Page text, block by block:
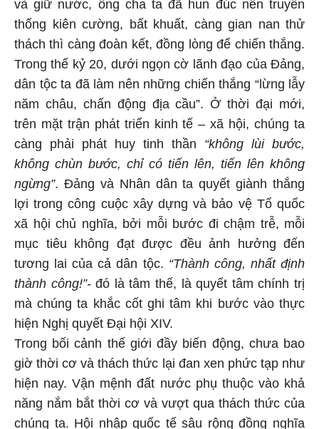
thống kiên cường, bất khuất, càng gian nan thử
thách thì càng đoàn kết, đồng lòng để chiến thắng.
Trong thế kỷ 20, dưới ngọn cờ lãnh đạo của Đảng,
dân tộc ta đã làm nên những chiến thắng “lừng lẫy
năm châu, chấn động địa cầu”. Ở thời đại mới,
trên mặt trận phát triển kinh tế – xã hội, chúng ta
càng phải phát huy tinh thần “không lùi bước,
không chùn bước, chỉ có tiến lên, tiến lên không
ngừng”. Đảng và Nhân dân ta quyết giành thắng
lợi trong công cuộc xây dựng và bảo vệ Tổ quốc
xã hội chủ nghĩa, bởi mỗi bước đi chậm trễ, mỗi
mục tiêu không đạt được đều ảnh hưởng đến
tương lai của cả dân tộc. “Thành công, nhất định
thành công!”-đó là tâm thế, là quyết tâm chính trị
mà chúng ta khắc cốt ghi tâm khi bước vào thực
hiện Nghị quyết Đại hội XIV.
Trong bối cảnh thế giới đầy biến động, chưa bao
giờ thời cơ và thách thức lại đan xen phức tạp như
hiện nay. Vận mệnh đất nước phụ thuộc vào khả
năng nắm bắt thời cơ và vượt qua thách thức của
chúng ta. Hội nhập quốc tế sâu rộng đồng nghĩa